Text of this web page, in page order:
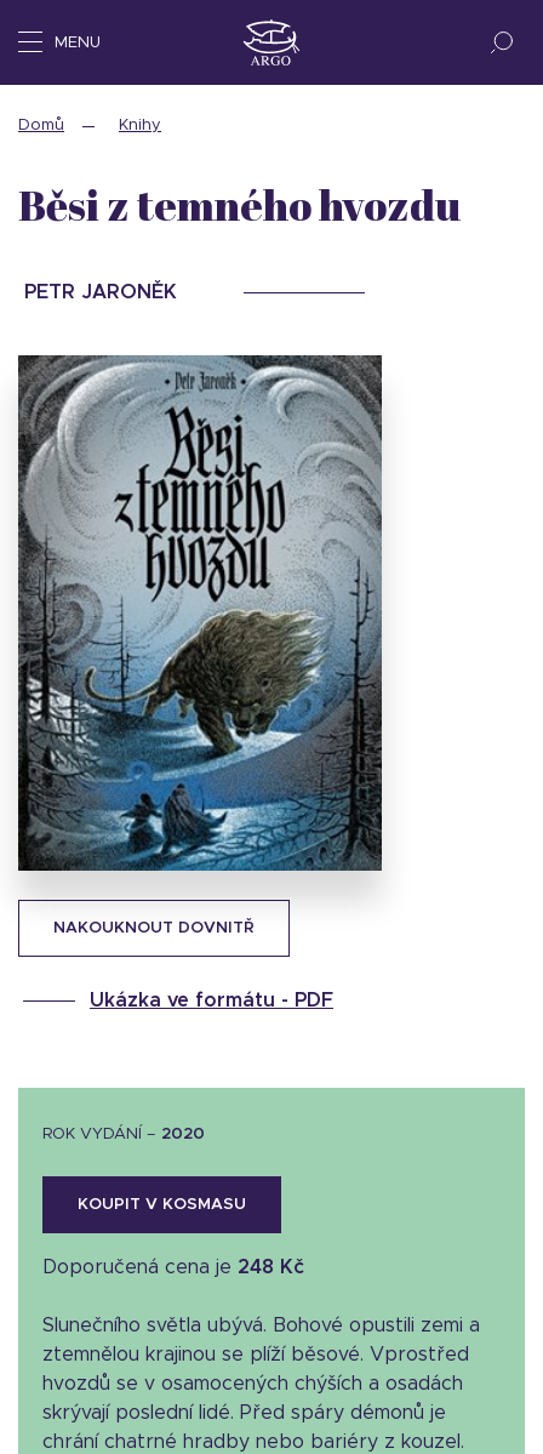
MENU
Domů Knihy
NAKOUKNOUT DOVNITŘ
Ukázka ve formátu - PDF
Běsi z temného hvozdu
PETR JARONĚK
ROK VYDÁNÍ – 2020
KOUPIT V KOSMASU
Doporučená cena je 248 Kč
Slunečního světla ubývá. Bohové opustili zemi a
ztemnělou krajinou se plíží běsové. Vprostřed
hvozdů se v osamocených chýších a osadách
skrývají poslední lidé. Před spáry démonů je
chrání chatrné hradby nebo bariéry z kouzel.